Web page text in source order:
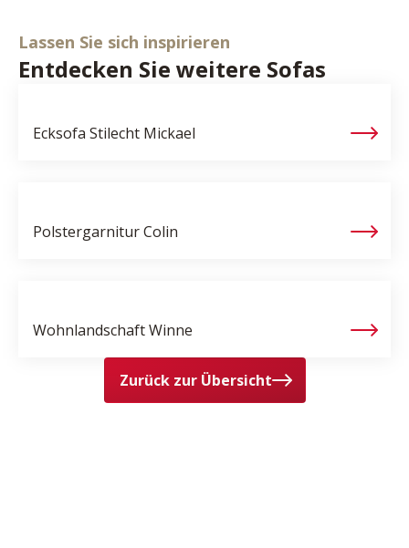
Lassen Sie sich inspirieren
Entdecken Sie weitere Sofas
Ecksofa Stilecht Mickael
PolstergarniturColin
WohnlandschaftWinne
Zurück zur Übersicht